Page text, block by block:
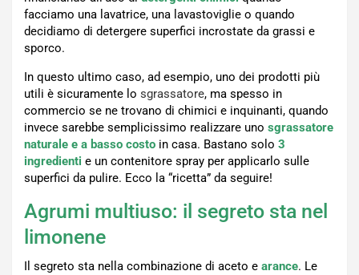
facciamo una lavatrice, una lavastoviglie o quando
decidiamo di detergere superfici incrostate da grassi e
sporco.
In questo ultimo caso, ad esempio, uno dei prodotti più
utili è sicuramente lo sgrassatore, ma spesso in
commercio se ne trovano di chimici e inquinanti, quando
invece sarebbe semplicissimo realizzare uno sgrassatore
naturale e a basso costo in casa. Bastano solo 3
ingredienti e un contenitore spray per applicarlo sulle
superfici da pulire. Ecco la “ricetta” da seguire!
Agrumi multiuso: il segreto sta nel
limonene
Il segreto sta nella combinazione di aceto e arance. Le